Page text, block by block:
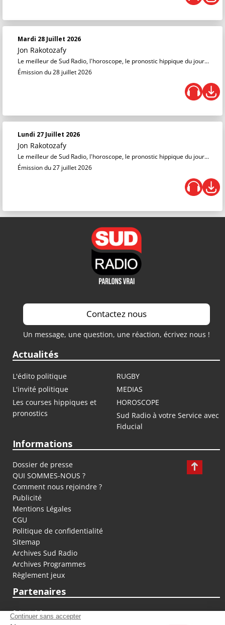
Mardi 28 Juillet 2026
Jon Rakotozafy
Le meilleur de Sud Radio, l'horoscope, le pronostic hippique du jour...
Émission du 28 juillet 2026
Lundi 27 Juillet 2026
Jon Rakotozafy
Le meilleur de Sud Radio, l'horoscope, le pronostic hippique du jour...
Émission du 27 juillet 2026
Contactez nous
Un message, une question, une réaction, écrivez nous !
Actualités
L'édito politique
RUGBY
L'invité politique
MEDIAS
Les courses hippiques et
pronostics
HOROSCOPE
Sud Radio à votre Service avec
Fiducial
Informations
Dossier de presse
QUI SOMMES-NOUS ?
Comment nous rejoindre ?
Publicité
Mentions Légales
CGU
Politique de confidentialité
Sitemap
Archives Sud Radio
Archives Programmes
Règlement jeux
Partenaires
fiducial.fr